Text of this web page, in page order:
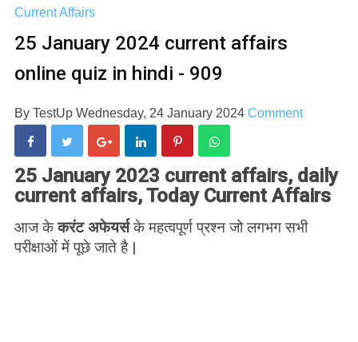
Current Affairs
25 January 2024 current affairs
online quiz in hindi - 909
By TestUp Wednesday, 24 January 2024 Comment
25 January 2023 current affairs, daily
current affairs, Today Current Affairs
आज केकरंट अफेयर्सके महत्वपूर्ण प्रश्न जो लगभग सभी
परीक्षाओं में पूछे जाते है |